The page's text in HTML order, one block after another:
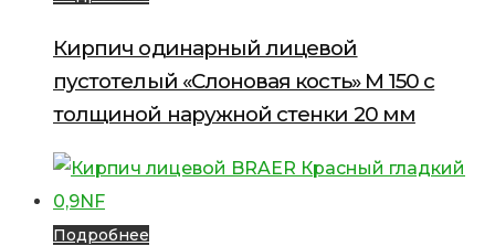
Кирпич одинарный лицевой
пустотелый «Слоновая кость» М 150 с
толщиной наружной стенки 20 мм
Подробнее